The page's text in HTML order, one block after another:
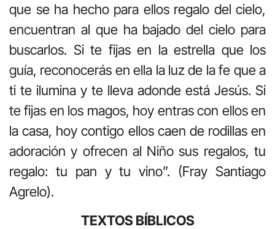
que se ha hecho para ellos regalo del cielo,
encuentran al que ha bajado del cielo para
buscarlos. Si te fijas en la estrella que los
guía, reconocerás en ella la luz de la fe que a
ti te ilumina y te lleva adonde está Jesús. Si
te fijas en los magos, hoy entras con ellos en
la casa, hoy contigo ellos caen de rodillas en
adoración y ofrecen al Niño sus regalos, tu
regalo: tu pan y tu vino”. (Fray Santiago
Agrelo).
TEXTOS BÍBLICOS